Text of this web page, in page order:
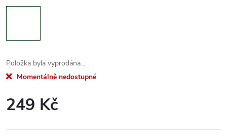
Položka byla vyprodána…
Momentálně nedostupné
249 Kč
cena: